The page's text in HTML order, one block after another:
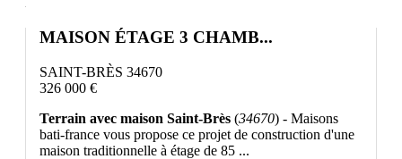
MAISON ÉTAGE 3 CHAMB...
SAINT-BRÈS 34670
326 000 €
Terrain avec maison Saint-Brès (34670) - Maisons
bati-france vous propose ce projet de construction d'une
maison traditionnelle à étage de 85 ...